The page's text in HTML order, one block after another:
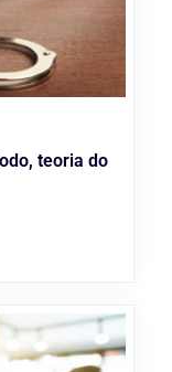
teoria do